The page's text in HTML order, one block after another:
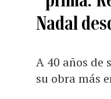
Nadal
A 40 años de
su obra más